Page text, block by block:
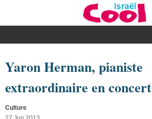
Yaron Herman, pianiste
extraordinaire en concert
Culture